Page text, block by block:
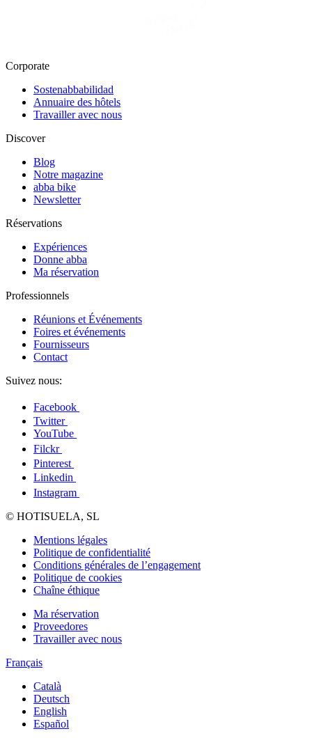
Corporate
Sostenabbabilidad
Annuaire des hôtels
Travailler avec nous
Discover
Blog
Notre magazine
abba bike
Newsletter
Réservations
Expériences
Donne abba
Ma réservation
Professionnels
Réunions et Événements
Foires et événements
Fournisseurs
Contact
Suivez nous:
Facebook
Twitter
YouTube
Filckr
Pinterest
Linkedin
Instagram
© HOTISUELA, SL
Mentions légales
Politique de confidentialité
Conditions générales de l’engagement
Politique de cookies
Chaîne éthique
Ma réservation
Proveedores
Travailler avec nous
Français
Català
Deutsch
English
Español